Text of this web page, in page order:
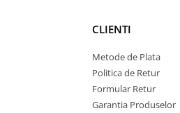
CLIENTI
Metode de Plata
Politica de Retur
Formular Retur
Garantia Produselor